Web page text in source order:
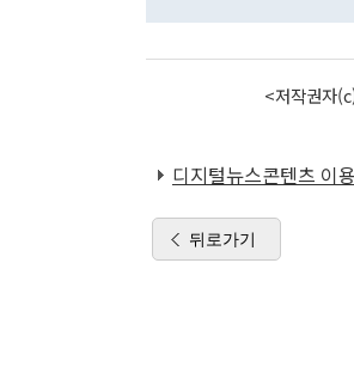
<저작권자
디지털뉴스콘텐츠 이
뒤로가기